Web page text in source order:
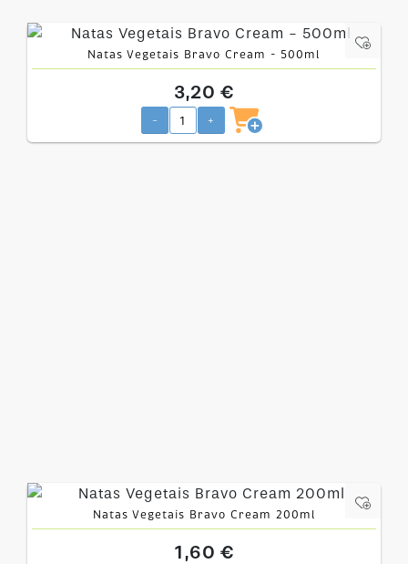
Natas Vegetais Bravo Cream - 500ml
3,20 €
- +
Natas Vegetais Bravo Cream 200ml
1,60 €